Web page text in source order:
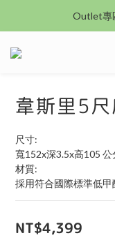
沙發新登場｜
Outlet專
沙發新登場｜
韋斯里5
尺寸:
寬152x深3.5x高105 公
材質:
採用符合國際標準低甲
NT$4,399